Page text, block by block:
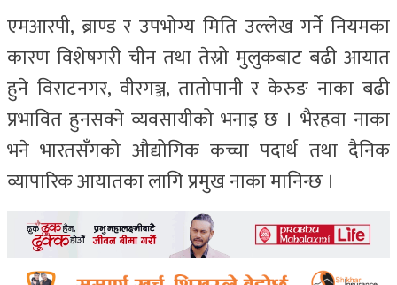
एमआरपी, ब्राण्ड र उपभोग्य मिति उल्लेख गर्ने नियमका
कारण विशेषगरी चीन तथा तेस्रो मुलुकबाट बढी आयात
हुने विराटनगर, वीरगञ्ज, तातोपानी र केरुङ नाका बढी
प्रभावित हुनसक्ने व्यवसायीको भनाइ छ । भैरहवा नाका
भने भारतसँगको औद्योगिक कच्चा पदार्थ तथा दैनिक
व्यापारिक आयातका लागि प्रमुख नाका मानिन्छ ।